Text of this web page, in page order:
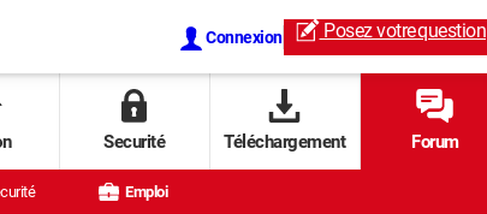
Connexion Posez votrequestion
Securité Téléchargement Forum
Emploi